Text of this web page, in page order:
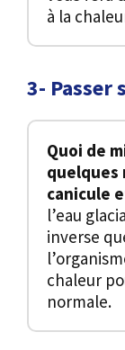
à la
3- Passer
Quoi de
quelques
canicule
l’eau
inverse
chaleur
normale.